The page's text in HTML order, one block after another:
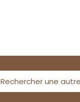
Rechercher une